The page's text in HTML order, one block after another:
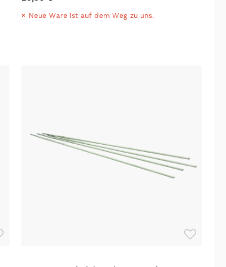
Neue Ware ist auf dem Weg zu uns.